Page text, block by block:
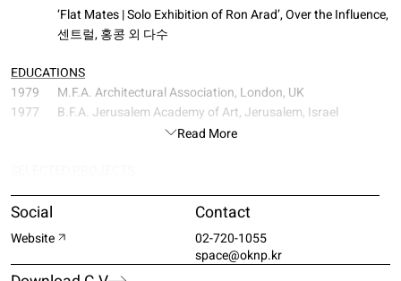
‘Flat Mates | Solo Exhibition of Ron Arad’, Over the Influence,
센트럴, 홍콩 외 다수
EDUCATIONS
1979
M.F.A. Architectural Association, London, UK
1977
B.F.A. Jerusalem Academy of Art, Jerusalem, Israel
2022
‘Accidents Will Happen: Creative Salvage 1981-1991 curated
2020
‘Contemporary Art + Design: New Acquisitions’, Dallas
‘Cuba Working Title, Over the Influence’, Los Angeles, USA
Read More
Social
Website
Contact
02-720-1055
space@oknp.kr